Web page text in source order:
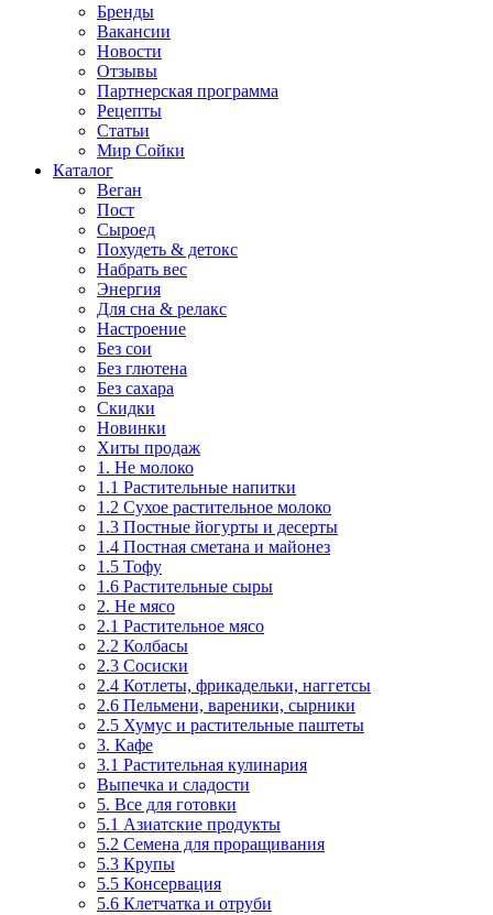
Бренды
Вакансии
Новости
Отзывы
Партнерская программа
Рецепты
Статьи
Мир Сойки
Каталог
Веган
Пост
Сыроед
Похудеть & детокс
Набрать вес
Энергия
Для сна & релакс
Настроение
Без сои
Без глютена
Без сахара
Скидки
Новинки
Хиты продаж
1. Не молоко
1.1 Растительные напитки
1.2 Сухое растительное молоко
1.3 Постные йогурты и десерты
1.4 Постная сметана и майонез
1.5 Тофу
1.6 Растительные сыры
2. Не мясо
2.1 Растительное мясо
2.2 Колбасы
2.3 Сосиски
2.4 Котлеты, фрикадельки, наггетсы
2.6 Пельмени, вареники, сырники
2.5 Хумус и растительные паштеты
3. Кафе
3.1 Растительная кулинария
Выпечка и сладости
5. Все для готовки
5.1 Азиатские продукты
5.2 Семена для проращивания
5.3 Крупы
5.5 Консервация
5.6 Клетчатка и отруби